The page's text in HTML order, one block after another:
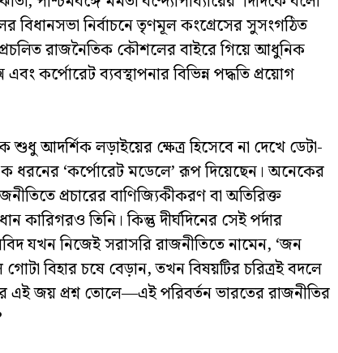
বিধানসভা নির্বাচনে তৃণমূল কংগ্রেসের সুসংগঠিত
প্রচলিত রাজনৈতিক কৌশলের বাইরে গিয়ে আধুনিক
এবং কর্পোরেট ব্যবস্থাপনার বিভিন্ন পদ্ধতি প্রয়োগ
শুধু আদর্শিক লড়াইয়ের ক্ষেত্র হিসেবে না দেখে ডেটা-
ধরনের ‘কর্পোরেট মডেলে’ রূপ দিয়েছেন। অনেকের
প্রচারের বাণিজ্যিকীকরণ বা অতিরিক্ত
কারিগরও তিনি। কিন্তু দীর্ঘদিনের সেই পর্দার
যখন নিজেই সরাসরি রাজনীতিতে নামেন, ‘জন
গোটা বিহার চষে বেড়ান, তখন বিষয়টির চরিত্রই বদলে
এই জয় প্রশ্ন তোলে—এই পরিবর্তন ভারতের রাজনীতির